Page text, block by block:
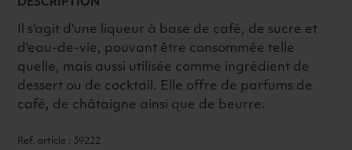
70CL
DESCRIPTION
Il s'agit d'une liqueur à base de café, de sucre et
d'eau-de-vie, pouvant être consommée telle
quelle, mais aussi utilisée comme ingrédient de
dessert ou de cocktail. Elle offre de parfums de
café, de châtaigne ainsi que de beurre.
Ref. article : 39222